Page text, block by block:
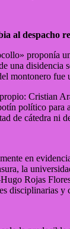
al despacho
proponía
una disidencia
montonero fue
Cristian
político para
de cátedra ni
en
la
Rojas
disciplinarias